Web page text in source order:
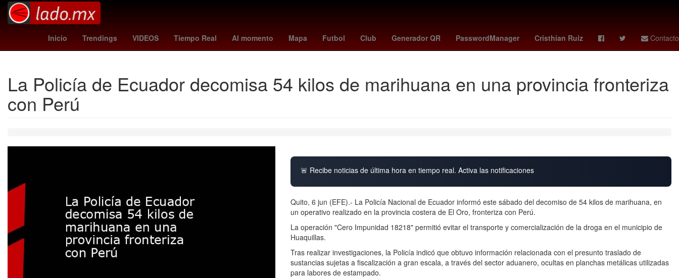
Inicio Trendings VIDEOS Tiempo Real Al momento Mapa Futbol Club Generador QR PasswordManager Cristhian Ruiz Contacto
Gobierno Argentina Morena 2024 Derecho Aguascalientes Senador Nueva York G7 paises 27 de marzo
La Policía de Ecuador decomisa 54 kilos de marihuana en una provincia fronteriza
con Perú
🚨 Recibe noticias de última hora en tiempo real. Activa las notificaciones
Quito, 6 jun (EFE).- La Policía Nacional de Ecuador informó este sábado del decomiso de 54 kilos de marihuana, en
un operativo realizado en la provincia costera de El Oro, fronteriza con Perú.
La operación "Cero Impunidad 18218" permitió evitar el transporte y comercialización de la droga en el municipio de
Huaquillas.
Tras realizar investigaciones, la Policía indicó que obtuvo información relacionada con el presunto traslado de
sustancias sujetas a fiscalización a gran escala, a través del sector aduanero, ocultas en planchas metálicas utilizadas
para labores de estampado.